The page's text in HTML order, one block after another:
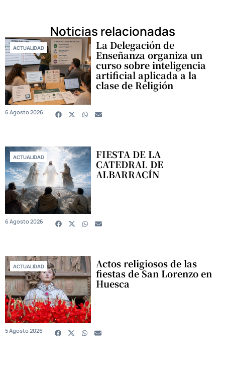
Noticias relacionadas
ACTUALIDAD La Delegación de
Enseñanza organiza un
curso sobre inteligencia
artificial aplicada a la
clase de Religión
6 Agosto 2026
ACTUALIDAD FIESTA DE LA
CATEDRAL DE
ALBARRACÍN
6 Agosto 2026
ACTUALIDAD Actos religiosos de las
fiestas de San Lorenzo en
Huesca
5 Agosto 2026